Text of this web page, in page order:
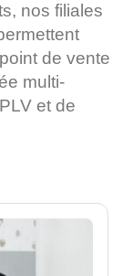
nos filiales
de vente
multi-
et de